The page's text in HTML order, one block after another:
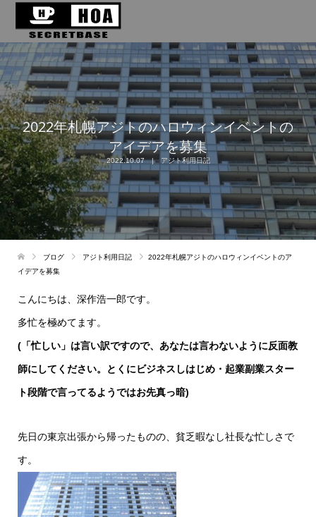
2022年札幌アジトのハロウィンイベントの
アイデアを募集
2022.10.07 アジト利用日記
ブログ アジト利用日記
2022年札幌アジトのハロウィンイベントのア
イデアを募集
こんにちは、深作浩一郎です。
多忙を極めてます。
(「忙しい」は言い訳ですので、あなたは言わないように反面教
師にしてください。とくにビジネスしはじめ・起業副業スター
ト段階で言ってるようではお先真っ暗)
先日の東京出張から帰ったものの、貧乏暇なし社長な忙しさで
す。